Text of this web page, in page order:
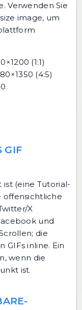
Verwenden Sie
image, um
(1:1)
(4:5)
GIF
(eine Tutorial-
offensichtliche
X
und
die
inline. Ein
wenn die
ist.